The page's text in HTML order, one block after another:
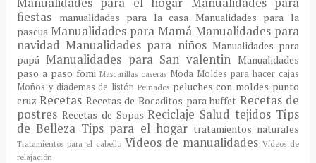
fiestas
manualidades para la casa Manualidades para la
pascua Manualidades para MamáManualidades para
navidadManualidades para niños Manualidades para
papá Manualidades para San valentinManualidades
paso a paso fomi Mascarillas caseras Moda Moldes para hacer cajas
Moños y diademas de listón Peinados peluches con moldes punto
cruzRecetas Recetas de Bocaditos para buffet Recetas de
postres Recetas de SopasReciclaje Saludtejidos Típs
de Belleza Tips para el hogar tratamientos naturales
Tratamientos para el cabello Vídeos de manualidadesVídeos de
relajación